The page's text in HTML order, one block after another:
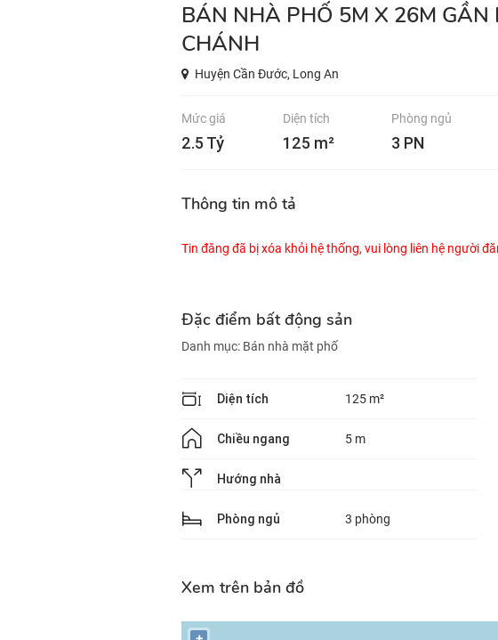
BÁN NHÀ PHỐ 5M X 26M GẦN KCN CẦU TRÀM, SÁT BÌNH
CHÁNH
Huyện Cần Đước, Long An
Mức giá
2.5 Tỷ
Diện tích
125 m²
Phòng ngủ
3 PN
Thông tin mô tả
Tin đăng đã bị xóa khỏi hệ thống, vui lòng liên hệ người
Đặc điểm bất động sản
Danh mục: Bán nhà mặt phố
Diện tích 125 m²
Chiều ngang 5 m
Hướng nhà
Phòng ngủ 3 phòng
Xem trên bản đồ